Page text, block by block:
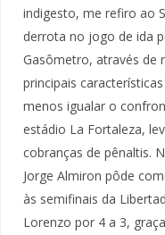
indigesto, me refiro ao
derrota no jogo de ida
Gasômetro, através de
principais
menos igualar o
estádio La Fortaleza,
cobranças de pênaltis.
Jorge Almiron pôde
às semifinais da
Lorenzo por 4 a 3,